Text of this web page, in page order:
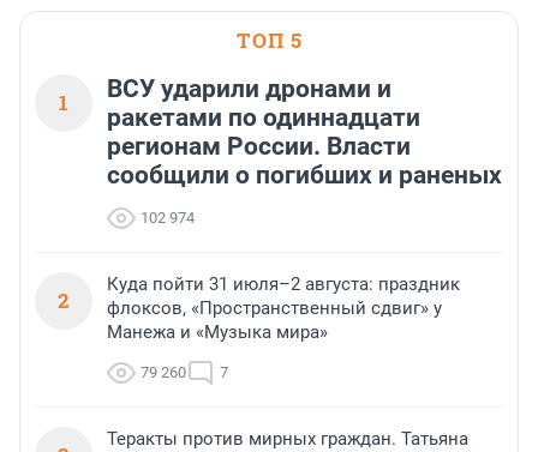
ТОП 5
1
ВСУ ударили дронами и
ракетами по одиннадцати
регионам России. Власти
сообщили о погибших и раненых
102 974
2
Куда пойти 31 июля–2 августа: праздник
флоксов, «Пространственный сдвиг» у
Манежа и «Музыка мира»
79 260 7
Теракты против мирных граждан. Татьяна